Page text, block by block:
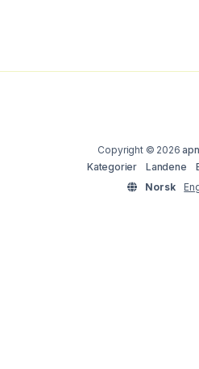
Copyright © 2026
Kategorier
Landene
Norsk